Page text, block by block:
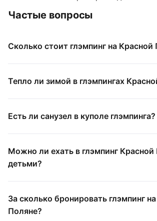
Частые вопросы
Сколько стоит глэмпинг на Красной
Тепло ли зимой в глэмпингах
Есть ли санузел в куполе глэмпинга?
Можно ли ехать в глэмпинг
детьми?
За сколько бронировать глэмпинг
Поляне?